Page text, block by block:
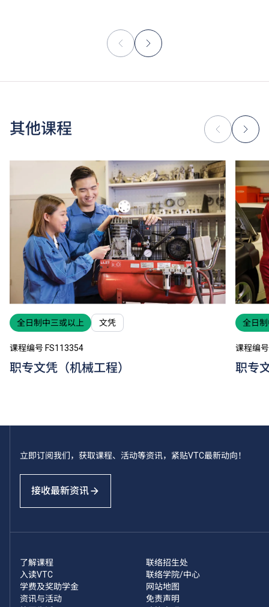
其他课程
全日制中三或以上 文凭
课程编号 FS113354
职专文凭（机械工程）
全日
课程编
职专
立即订阅我们，获取课程、活动等资讯，紧贴VTC最新动向！
接收最新资讯
了解课程
入读VTC
学费及奖助学金
资讯与活动
联络招生处
联络学院/中心
网站地图
免责声明